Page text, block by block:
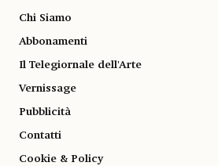
Chi Siamo
Abbonamenti
Il Telegiornale dell'Arte
Vernissage
Pubblicità
Contatti
Cookie & Policy